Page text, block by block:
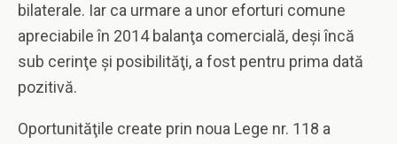
bilaterale. Iar ca urmare a unor eforturi comune
apreciabile în 2014 balanţa comercială, deşi încă
sub cerinţe şi posibilităţi, a fost pentru prima dată
pozitivă.
Oportunităţile create prin noua Lege nr. 118 a